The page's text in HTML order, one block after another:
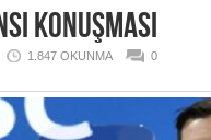
KONUŞMASI
1.847 OKUNMA 0